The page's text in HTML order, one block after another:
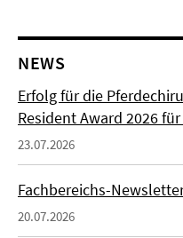
NEWS
Erfolg für die
Resident Award 2026
23.07.2026
Fachbereichs-
20.07.2026